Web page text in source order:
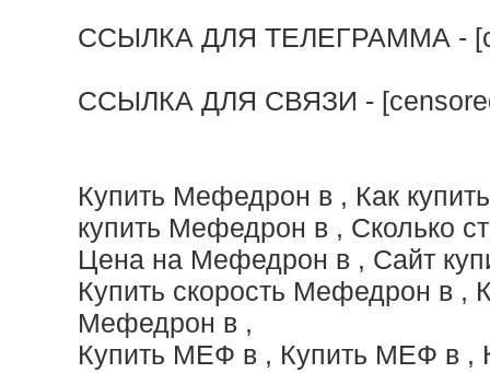
ССЫЛКА ДЛЯ ТЕЛЕГРАММА -
ССЫЛКА ДЛЯ СВЯЗИ -
Купить Мефедрон в , Как
купить Мефедрон в , Сколько
Цена на Мефедрон в , Сайт
Купить скорость Мефедрон в ,
Мефедрон в ,
Купить МЕФ в , Купить МЕФ в ,